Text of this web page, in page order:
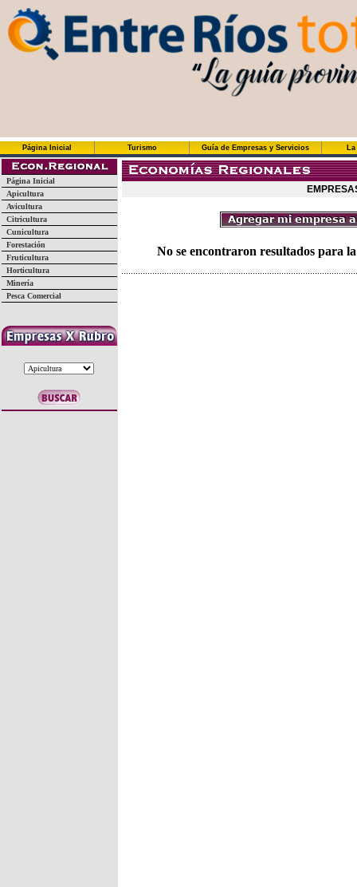
Página Inicial Turismo Guía de Empresas y Servicios
Página Inicial
Apicultura
Avicultura
Citricultura
Cunicultura
Forestación
Fruticultura
Horticultura
Minería
Pesca Comercial
No se encontraron resultados para